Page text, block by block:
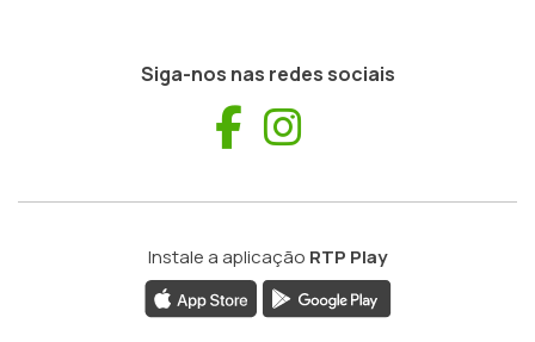
Siga-nos nas redes sociais
Facebook
Instale a aplicação RTP Play